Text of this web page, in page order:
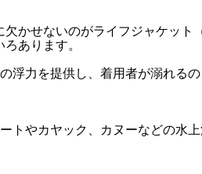
かせないのがライフジャケット
あります。
浮力を提供し、着用者が溺れる
トやカヤック、カヌーなどの水